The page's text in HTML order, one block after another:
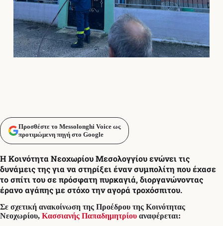
Προσθέστε το Messolonghi Voice ως
προτιμώμενη πηγή στο Google
Η Κοινότητα Νεοχωρίου Μεσολογγίου ενώνει τις
δυνάμεις της για να στηρίξει έναν συμπολίτη που έχασε
το σπίτι του σε πρόσφατη πυρκαγιά, διοργανώνοντας
έρανο αγάπης με στόχο την αγορά τροχόσπιτου.
Σε σχετική ανακοίνωση της Προέδρου της Κοινότητας
Νεοχωρίου, Κασσιανής Παπαδημητρίου αναφέρεται: